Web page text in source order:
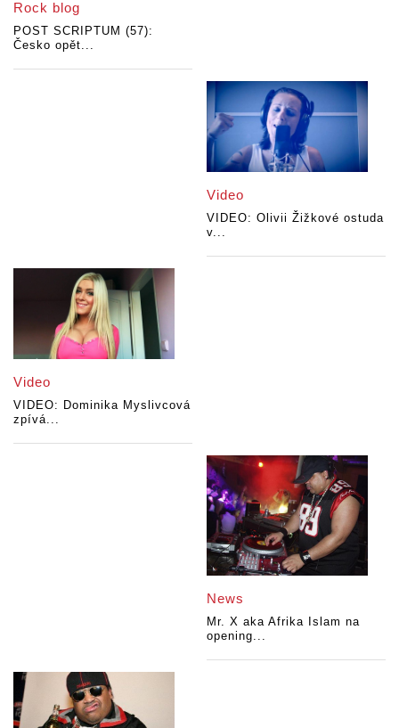
Rock blog
POST SCRIPTUM (57):
Česko opět...
Video
VIDEO: Olivii Žižkové ostuda
v...
Video
VIDEO: Dominika Myslivcová
zpívá...
News
Mr. X aka Afrika Islam na
opening...